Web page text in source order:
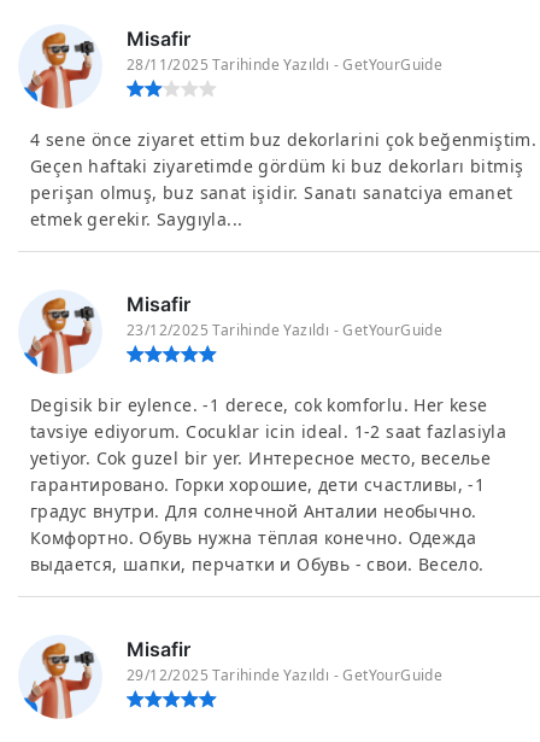
Misafir
28/11/2025 Tarihinde Yazıldı - GetYourGuide
4 sene önce ziyaret ettim buz dekorlarini çok beğenmiştim.
Geçen haftaki ziyaretimde gördüm ki buz dekorları bitmiş
perişan olmuş, buz sanat işidir. Sanatı sanatciya emanet
etmek gerekir. Saygıyla...
Misafir
23/12/2025 Tarihinde Yazıldı - GetYourGuide
Degisik bir eylence. -1 derece, cok komforlu. Her kese
tavsiye ediyorum. Cocuklar icin ideal. 1-2 saat fazlasiyla
yetiyor. Cok guzel bir yer. Интересное место, веселье
гарантировано. Горки хорошие, дети счастливы, -1
градус внутри. Для солнечной Анталии необычно.
Комфортно. Обувь нужна тёплая конечно. Одежда
выдается, шапки, перчатки и Обувь - свои. Весело.
Misafir
29/12/2025 Tarihinde Yazıldı - GetYourGuide